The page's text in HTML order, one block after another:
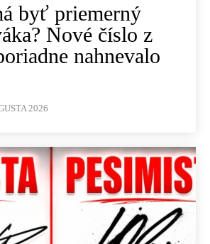
byť priemerný
Nové číslo z
nahnevalo
2026